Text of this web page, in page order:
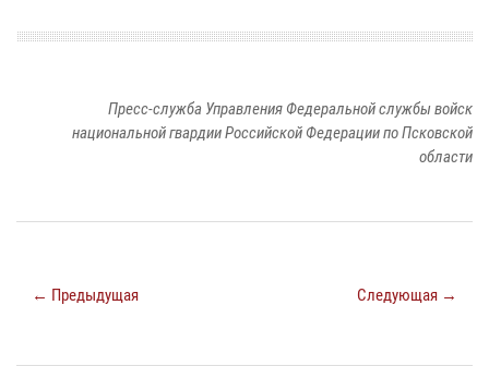
Пресс-служба Управления Федеральной службы войск
национальной гвардии Российской Федерации по Псковской
области
← Предыдущая Следующая →